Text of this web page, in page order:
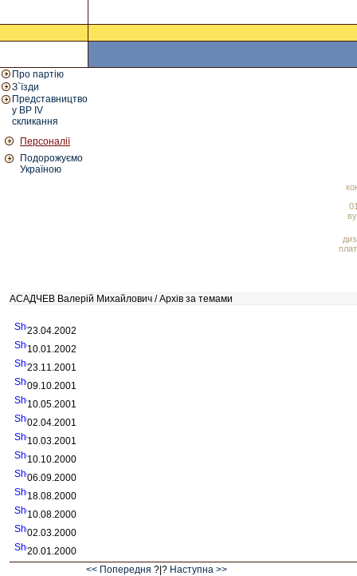
Про партію
З`їзди
Представництво
у ВР IV
скликання
Персоналії
Подорожуємо
Україною
АСАДЧЕВ Валерій Михайлович / Архів за темами
23.04.2002
10.01.2002
23.11.2001
09.10.2001
10.05.2001
02.04.2001
10.03.2001
10.10.2000
06.09.2000
18.08.2000
10.08.2000
02.03.2000
20.01.2000
<< Попередня ?|? Наступна >>